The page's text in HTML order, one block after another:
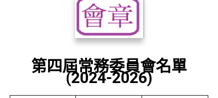
第四屆常務委員會名單
(2024-2026)